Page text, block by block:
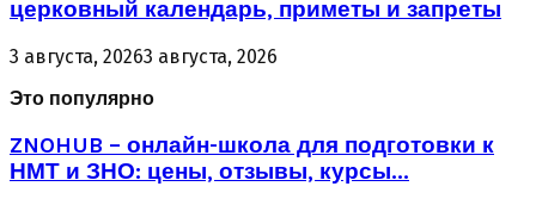
церковный календарь, приметы и запреты
3 августа, 20263 августа, 2026
Это популярно
ZNOHUB – онлайн-школа для подготовки к
НМТ и ЗНО: цены, отзывы, курсы...